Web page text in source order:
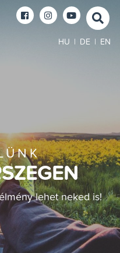
HU DE EN
lehet neked is!